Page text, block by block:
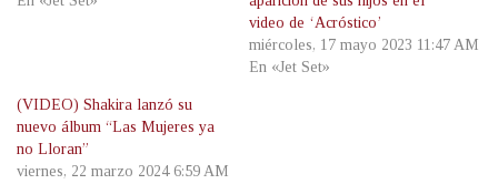
video de ‘Acróstico’
miércoles, 17 mayo 2023 11:47 AM
En «Jet Set»
(VIDEO) Shakira lanzó su
nuevo álbum “Las Mujeres ya
no Lloran”
viernes, 22 marzo 2024 6:59 AM